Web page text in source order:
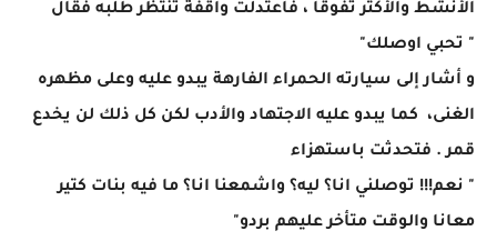
الأنشط والأكثر تفوقا ، فاعتدلت واقفة تنتظر طلبه فقال
" تحبي اوصلك"
و أشار إلى سيارته الحمراء الفارهة يبدو عليه وعلى مظهره
الغنى، كما يبدو عليه الاجتهاد والأدب لكن كل ذلك لن يخدع
قمر . فتحدثت باستهزاء
" نعم!!! توصلني انا؟ ليه؟ واشمعنا انا؟ ما فيه بنات كتير
معانا والوقت متأخر عليهم بردو"